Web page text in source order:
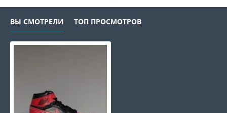
ВЫ СМОТРЕЛИ ТОП ПРОСМОТРОВ